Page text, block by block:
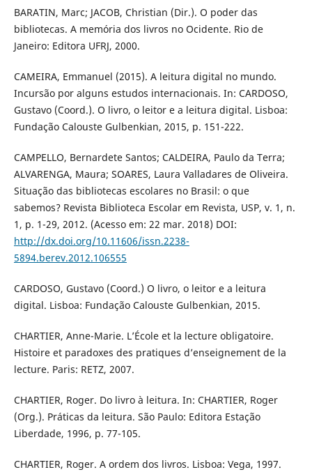
BARATIN, Marc; JACOB, Christian (Dir.). O poder das
bibliotecas. A memória dos livros no Ocidente. Rio de
Janeiro: Editora UFRJ, 2000.
CAMEIRA, Emmanuel (2015). A leitura digital no mundo.
Incursão por alguns estudos internacionais. In: CARDOSO,
Gustavo (Coord.). O livro, o leitor e a leitura digital. Lisboa:
Fundação Calouste Gulbenkian, 2015, p. 151-222.
CAMPELLO, Bernardete Santos; CALDEIRA, Paulo da Terra;
ALVARENGA, Maura; SOARES, Laura Valladares de Oliveira.
Situação das bibliotecas escolares no Brasil: o que
sabemos? Revista Biblioteca Escolar em Revista, USP, v. 1, n.
1, p. 1-29, 2012. (Acesso em: 22 mar. 2018) DOI:
http://dx.doi.org/10.11606/issn.2238-
5894.berev.2012.106555
CARDOSO, Gustavo (Coord.) O livro, o leitor e a leitura
digital. Lisboa: Fundação Calouste Gulbenkian, 2015.
CHARTIER, Anne-Marie. L’École et la lecture obligatoire.
Histoire et paradoxes des pratiques d’enseignement de la
lecture. Paris: RETZ, 2007.
CHARTIER, Roger. Do livro à leitura. In: CHARTIER, Roger
(Org.). Práticas da leitura. São Paulo: Editora Estação
Liberdade, 1996, p. 77-105.
CHARTIER, Roger. A ordem dos livros. Lisboa: Vega, 1997.